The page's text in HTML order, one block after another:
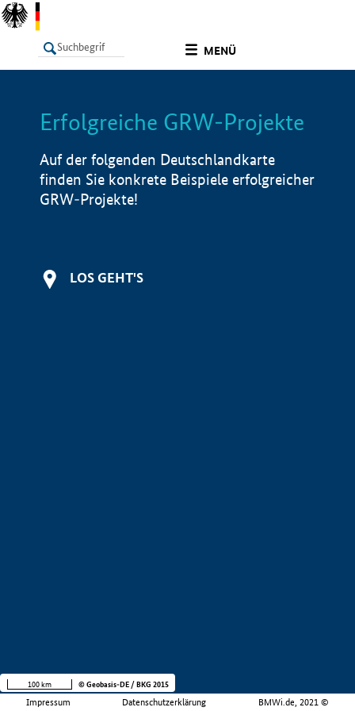
MENÜ
LISTE Info
Erfolgreiche GRW-Projekte
Auf der folgenden Deutschlandkarte
finden Sie konkrete Beispiele erfolgreicher
GRW-Projekte!
LOS GEHT'S
Impressum Datenschutzerklärung BMWi.de, 2021 ©
100 km © Geobasis-DE / BKG 2015